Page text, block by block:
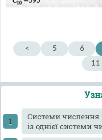
< 5 6
11
Cистеми числення
із однієї системи